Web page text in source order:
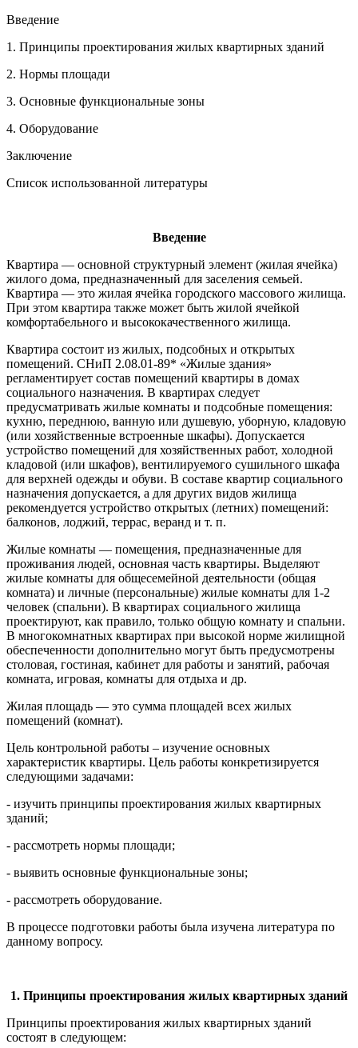
Введение
1. Принципы проектирования жилых квартирных зданий
2. Нормы площади
3. Основные функциональные зоны
4. Оборудование
Заключение
Список использованной литературы
Введение
Квартира — основной структурный элемент (жилая ячейка)
жилого дома, предназначенный для заселения семьей.
Квартира — это жилая ячейка городского массового жилища.
При этом квартира также может быть жилой ячейкой
комфортабельного и высококачественного жилища.
Квартира состоит из жилых, подсобных и открытых
помещений. СНиП 2.08.01-89* «Жилые здания»
регламентирует состав помещений квартиры в домах
социального назначения. В квартирах следует
предусматривать жилые комнаты и подсобные помещения:
кухню, переднюю, ванную или душевую, уборную, кладовую
(или хозяйственные встроенные шкафы). Допускается
устройство помещений для хозяйственных работ, холодной
кладовой (или шкафов), вентилируемого сушильного шкафа
для верхней одежды и обуви. В составе квартир социального
назначения допускается, а для других видов жилища
рекомендуется устройство открытых (летних) помещений:
балконов, лоджий, террас, веранд и т. п.
Жилые комнаты — помещения, предназначенные для
проживания людей, основная часть квартиры. Выделяют
жилые комнаты для общесемейной деятельности (общая
комната) и личные (персональные) жилые комнаты для 1-2
человек (спальни). В квартирах социального жилища
проектируют, как правило, только общую комнату и спальни.
В многокомнатных квартирах при высокой норме жилищной
обеспеченности дополнительно могут быть предусмотрены
столовая, гостиная, кабинет для работы и занятий, рабочая
комната, игровая, комнаты для отдыха и др.
Жилая площадь — это сумма площадей всех жилых
помещений (комнат).
Цель контрольной работы – изучение основных
характеристик квартиры. Цель работы конкретизируется
следующими задачами:
- изучить принципы проектирования жилых квартирных
зданий;
- рассмотреть нормы площади;
- выявить основные функциональные зоны;
- рассмотреть оборудование.
В процессе подготовки работы была изучена литература по
данному вопросу.
1. Принципы проектирования жилых квартирных зданий
Принципы проектирования жилых квартирных зданий
состоят в следующем: